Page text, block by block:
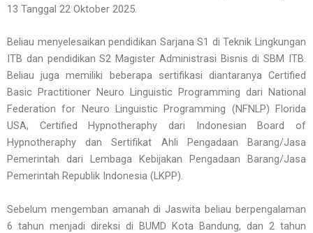
13 Tanggal 22 Oktober 2025.
Beliau menyelesaikan pendidikan Sarjana S1 di Teknik Lingkungan
ITB dan pendidikan S2 Magister Administrasi Bisnis di SBM ITB.
Beliau juga memiliki beberapa sertifikasi diantaranya Certified
Basic Practitioner Neuro Linguistic Programming dari National
Federation for Neuro Linguistic Programming (NFNLP) Florida
USA, Certified Hypnotheraphy dari Indonesian Board of
Hypnotheraphy dan Sertifikat Ahli Pengadaan Barang/Jasa
Pemerintah dari Lembaga Kebijakan Pengadaan Barang/Jasa
Pemerintah Republik Indonesia (LKPP).
Sebelum mengemban amanah di Jaswita beliau berpengalaman
6 tahun menjadi direksi di BUMD Kota Bandung, dan 2 tahun